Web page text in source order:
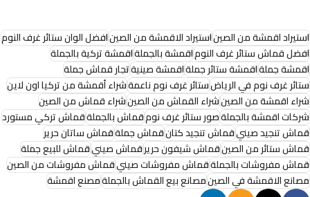
استيراد اقمشة من الصيناستيراد الاقمشة من الصينافضل الوان ستائر غرف النوم
افضل قماش ستائر غرف النوماقمشة بالجملةاقمشة تركية بالجملة
اقمشة جملةاقمشة ستائر جملةاقمشة صينيةتجار قماش جملة
ستائر غرف نوم في الرياضستائر غرف نوم ناعمةشراء أقمشة من تركيا اون لاين
شراء اقمشة من الصينشراء القماش من الصينشراء قماش من الصين
شركات اقمشة بالجملةصور ستائر غرف نومقماش بالجملةقماش تركي مستورد
قماش تنجيد صينيقماش تنجيد كتانقماش جملةقماش ساتان حرير
قماش ستائر من الصينقماش شيفون حريرقماش صينيقماش للبيع جملة
قماش مفروشات بالجملةقماش مفروشات صينيقماش مفروشات من الصين
مصانع الاقمشة في الصينمصانع بيع القماش بالجملةمصنع اقمشة